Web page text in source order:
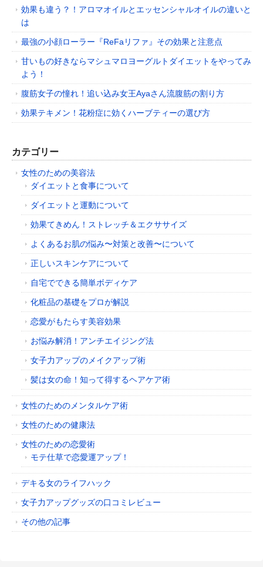
効果も違う？！アロマオイルとエッセンシャルオイルの違いと
は
最強の小顔ローラー『ReFaリファ』その効果と注意点
甘いもの好きならマシュマロヨーグルトダイエットをやってみ
よう！
腹筋女子の憧れ！追い込み女王Ayaさん流腹筋の割り方
効果テキメン！花粉症に効くハーブティーの選び方
カテゴリー
女性のための美容法
ダイエットと食事について
ダイエットと運動について
効果てきめん！ストレッチ＆エクササイズ
よくあるお肌の悩み〜対策と改善〜について
正しいスキンケアについて
自宅でできる簡単ボディケア
化粧品の基礎をプロが解説
恋愛がもたらす美容効果
お悩み解消！アンチエイジング法
女子力アップのメイクアップ術
髪は女の命！知って得するヘアケア術
女性のためのメンタルケア術
女性のための健康法
女性のための恋愛術
モテ仕草で恋愛運アップ！
デキる女のライフハック
女子力アップグッズの口コミレビュー
その他の記事